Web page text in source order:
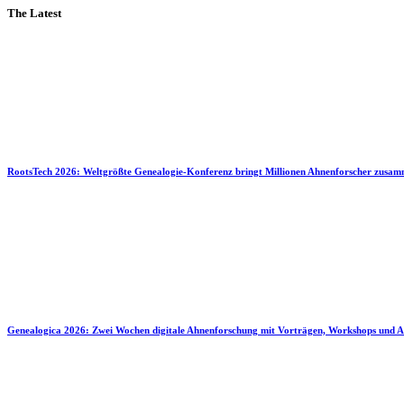
The Latest
RootsTech 2026: Weltgrößte Genealogie-Konferenz bringt Millionen Ahnenforscher
Genealogica 2026: Zwei Wochen digitale Ahnenforschung mit Vorträgen, Workshops und